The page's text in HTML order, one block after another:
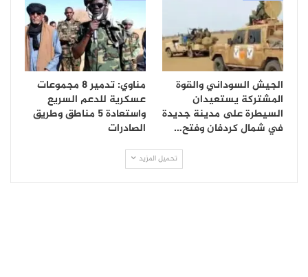
الجيش السوداني والقوة
المشتركة يستعيدان
السيطرة على مدينة جديدة
في شمال كردفان وفتح…
مناوي: تدمير 8 مجموعات
عسكرية للدعم السريع
واستعادة 5 مناطق وطريق
الصادرات
تحميل المزيد